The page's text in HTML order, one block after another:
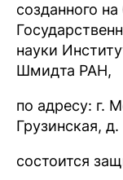
созданного
науки
Шмидта РАН,
по адресу: г.
Грузинская,
состоится